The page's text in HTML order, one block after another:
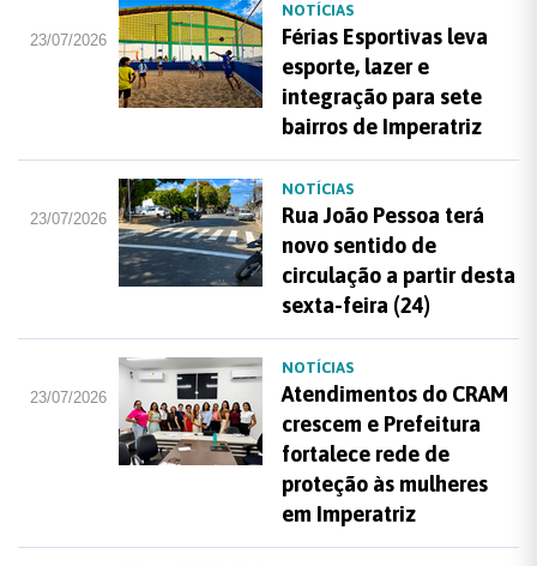
23/07/2026
NOTÍCIAS
Férias Esportivas leva
esporte, lazer e
integração para sete
bairros de Imperatriz
23/07/2026
NOTÍCIAS
Rua João Pessoa terá
novo sentido de
circulação a partir desta
sexta-feira (24)
23/07/2026
NOTÍCIAS
Atendimentos do CRAM
crescem e Prefeitura
fortalece rede de
proteção às mulheres
em Imperatriz